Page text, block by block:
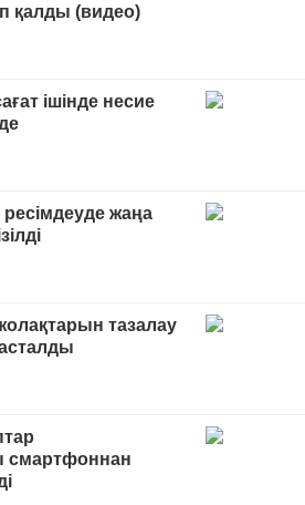
қалды (видео)
ішінде несие
жаңа
тазалау
смартфоннан